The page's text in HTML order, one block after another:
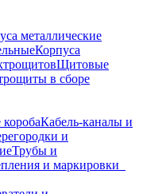
металлические
Корпуса
Щитовые
в сборе
Кабель-каналы и
и
Трубы и
и маркировки